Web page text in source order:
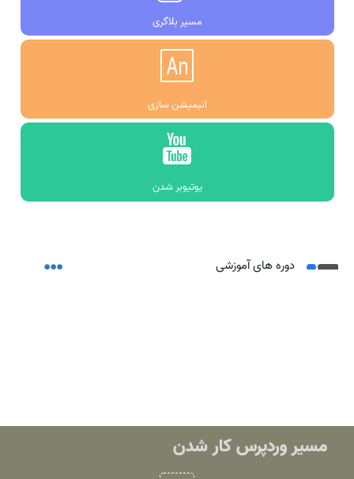
مسیر بلاگری
انیمیشن سازی
یوتیوبر شدن
دوره های آموزشی
مسیر وردپرس کار شدن